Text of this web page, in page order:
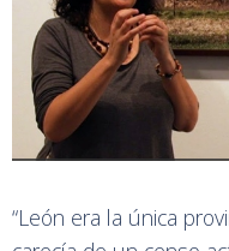
“León era la única